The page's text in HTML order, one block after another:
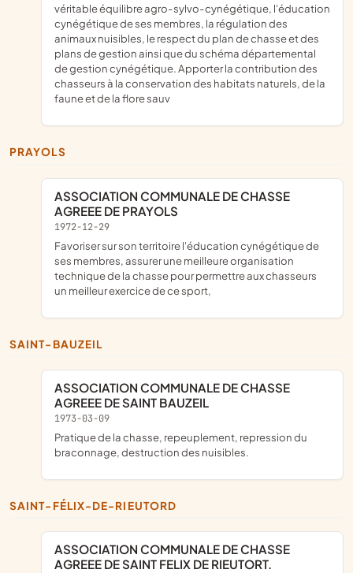
véritable équilibre agro-sylvo-cynégétique, l'éducation
cynégétique de ses membres, la régulation des
animaux nuisibles, le respect du plan de chasse et des
plans de gestion ainsi que du schéma départemental
de gestion cynégétique. Apporter la contribution des
chasseurs à la conservation des habitats naturels, de la
faune et de la flore sauv
PRAYOLS
ASSOCIATION COMMUNALE DE CHASSE
AGREEE DE PRAYOLS
1972-12-29
favoriser sur son territoire l'éducation cynégétique de
ses membres, assurer une meilleure organisation
technique de la chasse pour permettre aux chasseurs
un meilleur exercice de ce sport,
SAINT-BAUZEIL
ASSOCIATION COMMUNALE DE CHASSE
AGREEE DE SAINT BAUZEIL
1973-03-09
pratique de la chasse, repeuplement, repression du
braconnage, destruction des nuisibles.
SAINT-FÉLIX-DE-RIEUTORD
ASSOCIATION COMMUNALE DE CHASSE
AGREEE DE SAINT FELIX DE RIEUTORT.